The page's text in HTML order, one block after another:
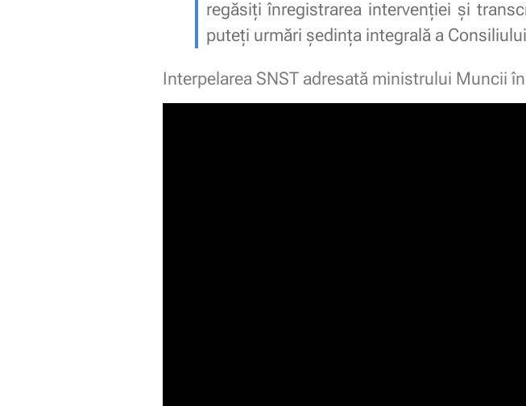
regăsiți înregistrarea intervenției și
puteți urmări ședința integrală a
Interpelarea SNST adresată ministrului Muncii